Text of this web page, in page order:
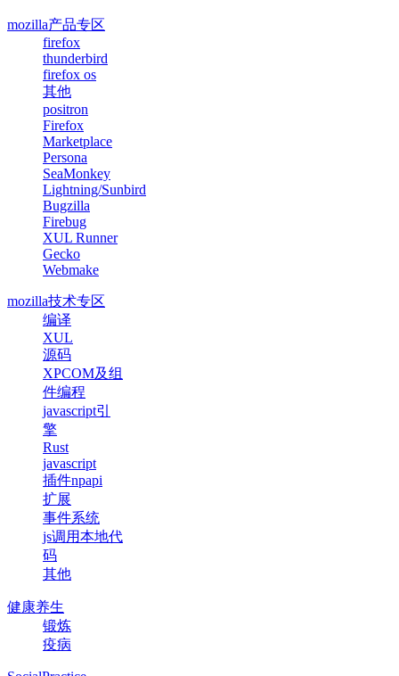
mozilla产品专区
firefox
thunderbird
firefox os
其他
positron
Firefox
Marketplace
Persona
SeaMonkey
Lightning/Sunbird
Bugzilla
Firebug
XUL Runner
Gecko
Webmake
mozilla技术专区
编译
XUL
源码
XPCOM及组
件编程
javascript引
擎
Rust
javascript
插件npapi
扩展
事件系统
js调用本地代
码
其他
健康养生
锻炼
疫病